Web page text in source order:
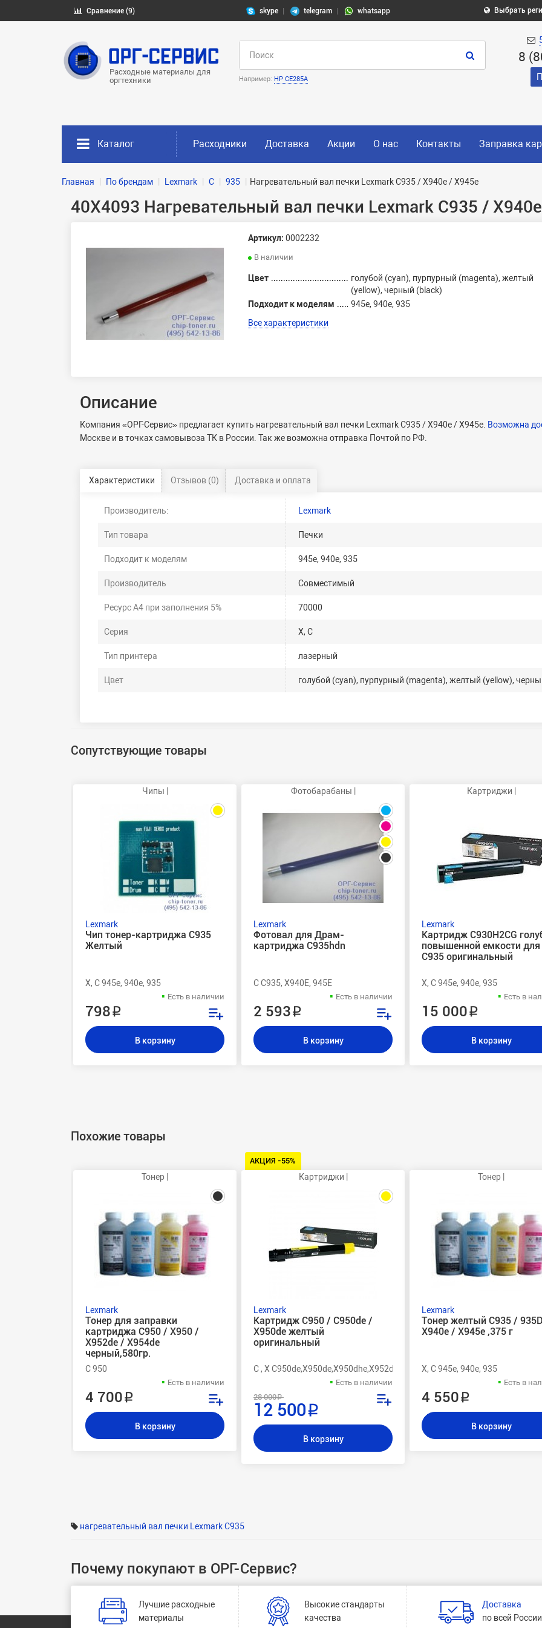
Сравнение (9) skype telegram whatsapp Выбрать
Расходные материалы для
оргтехники
Например: HP CE285A
8
Каталог Расходники Доставка Акции О нас Контакты Заправка
Главная По брендам Lexmark C 935 Нагревательный вал печки Lexmark C935 / X940e / X945e
40X4093 Нагревательный вал печки Lexmark C935 /
Артикул: 0002232
В наличии
Цвет
голубой (cyan), пурпурный (magenta), желтый
(yellow), черный (black)
Подходит к моделям
945e, 940e, 935
Все характеристики
Описание
Компания «ОРГ-Сервис» предлагает купить нагревательный вал печки Lexmark C935 / X940e / X945e. Возможна
Москве и в точках самовывоза ТК в России. Так же возможна отправка Почтой по РФ.
Характеристики Отзывов (0) Доставка и оплата
Производитель: Lexmark
Тип товара Печки
Подходит к моделям 945e, 940e, 935
Производитель Совместимый
Ресурс А4 при заполнения 5% 70000
Серия X, C
Тип принтера лазерный
Цвет голубой (cyan), пурпурный (magenta), желтый (yellow),
Сопутствующие товары
Чипы |
Lexmark
Чип тонер-картриджа C935
Желтый
X, C 945e, 940e, 935
Есть в наличии
798 ₽
В корзину
Фотобарабаны |
Lexmark
Фотовал для Драм-
картриджа C935hdn
C C935, X940E, 945E
Есть в наличии
2 593 ₽
В корзину
Картриджи |
Lexmark
Картридж C930H2CG
повышенной емкости для
C935 оригинальный
X, C 945e, 940e, 935
Есть в
15 000 ₽
В корзину
Похожие товары
Тонер |
Lexmark
Тонер для заправки
картриджа C950 / X950 /
X952de / X954de
черный,580гр.
C 950
Есть в наличии
4 700 ₽
В корзину
АКЦИЯ -55%
Картриджи |
Lexmark
Картридж C950 / C950de /
X950de желтый
оригинальный
C , X C950de,X950de,X950dhe,X952de,X954de
Есть в наличии
28 000 ₽
12 500 ₽
В корзину
Тонер |
Lexmark
Тонер желтый C935 /
X940e / X945e ,375 г
X, C 945e, 940e, 935
Есть в
4 550 ₽
В корзину
нагревательный вал печки Lexmark C935
Почему покупают в ОРГ-Сервис?
Лучшие расходные
материалы
Высокие стандарты
качества
Доставка
по всей России